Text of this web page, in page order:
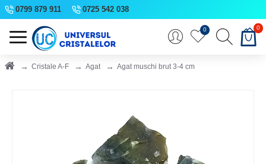
0799 879 911 0725 542 038
0 0
Cristale A-F Agat Agat muschi brut 3-4 cm